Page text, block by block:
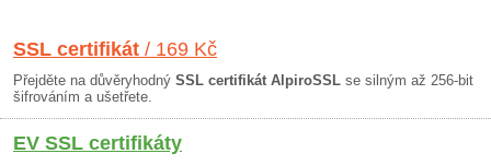
SSL certifikát / 169 Kč
Přejděte na důvěryhodný SSL certifikát AlpiroSSL se silným až 256-bit
šifrováním a ušetřete.
EV SSL certifikáty